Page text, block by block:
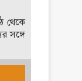
থেকে
সঙ্গে